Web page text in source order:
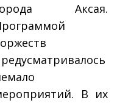
Аксая.
В их